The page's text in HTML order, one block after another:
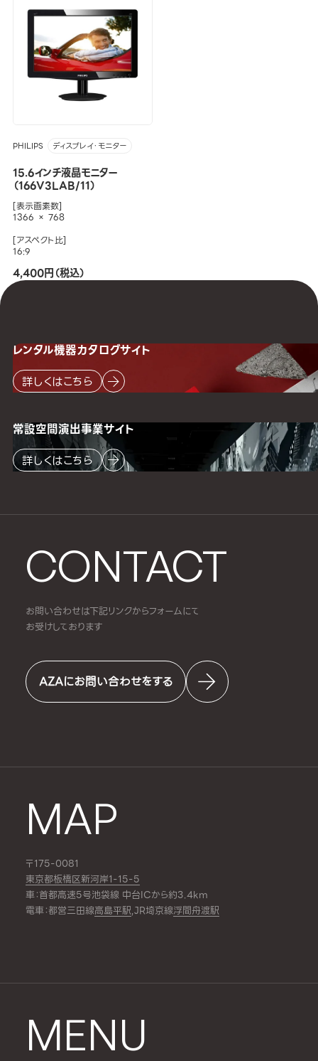
PHILIPS ディスプレイ・モニター
15.6インチ液晶モニター
（166V3LAB/11）
[表示画素数]
1366 × 768
[アスペクト比]
16:9
4,400円（税込）
CONTACT
お問い合わせは下記リンクからフォームにて
お受けしております
AZAにお問い合わせをする
MAP
〒175-0081
東京都板橋区新河岸1-15-5
車：首都高速5号池袋線 中台ICから約3.4km
電車：都営三田線高島平駅,JR埼京線浮間舟渡駅
レンタル機器カタログサイト
詳しくはこちら
常設空間演出事業サイト
詳しくはこちら
MENU